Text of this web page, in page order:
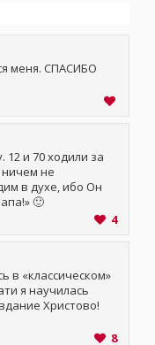
меня. СПАСИБО
и 70 ходили за
ничем не
в духе, ибо Он
🙂
4
в «классическом»
я научилась
Христово!
8